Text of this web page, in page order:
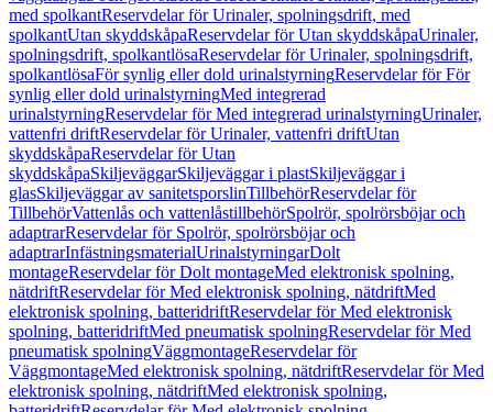
med spolkantReservdelar för Urinaler, spolningsdrift, med
spolkantUtan skyddskåpaReservdelar för Utan skyddskåpaUrinaler,
spolningsdrift, spolkantlösaReservdelar för Urinaler, spolningsdrift,
spolkantlösaFör synlig eller dold urinalstyrningReservdelar för För
synlig eller dold urinalstyrningMed integrerad
urinalstyrningReservdelar för Med integrerad urinalstyrningUrinaler,
vattenfri driftReservdelar för Urinaler, vattenfri driftUtan
skyddskåpaReservdelar för Utan
skyddskåpaSkiljeväggarSkiljeväggar i plastSkiljeväggar i
glasSkiljeväggar av sanitetsporslinTillbehörReservdelar för
TillbehörVattenlås och vattenlåstillbehörSpolrör, spolrörsböjar och
adaptrarReservdelar för Spolrör, spolrörsböjar och
adaptrarInfästningsmaterialUrinalstyrningarDolt
montageReservdelar för Dolt montageMed elektronisk spolning,
nätdriftReservdelar för Med elektronisk spolning, nätdriftMed
elektronisk spolning, batteridriftReservdelar för Med elektronisk
spolning, batteridriftMed pneumatisk spolningReservdelar för Med
pneumatisk spolningVäggmontageReservdelar för
VäggmontageMed elektronisk spolning, nätdriftReservdelar för Med
elektronisk spolning, nätdriftMed elektronisk spolning,